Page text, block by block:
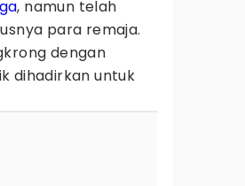
, namun telah
para remaja.
dengan
dihadirkan untuk